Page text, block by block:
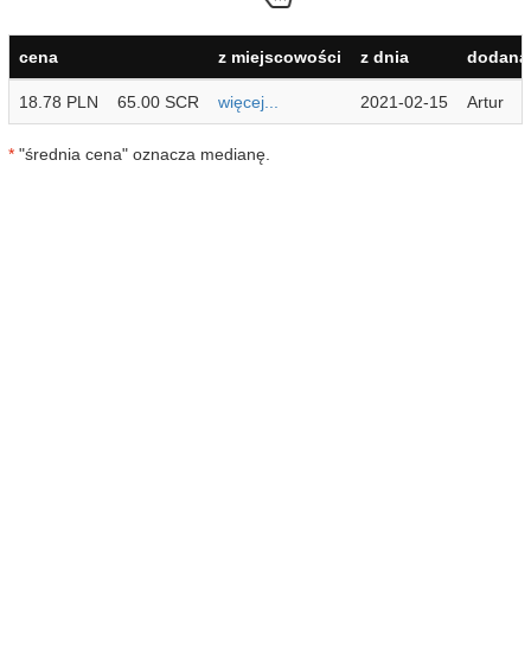
cena z miejscowości z dnia dodana
18.78 PLN 65.00 SCR więcej... 2021-02-15 Artur
* "średnia cena" oznacza medianę.